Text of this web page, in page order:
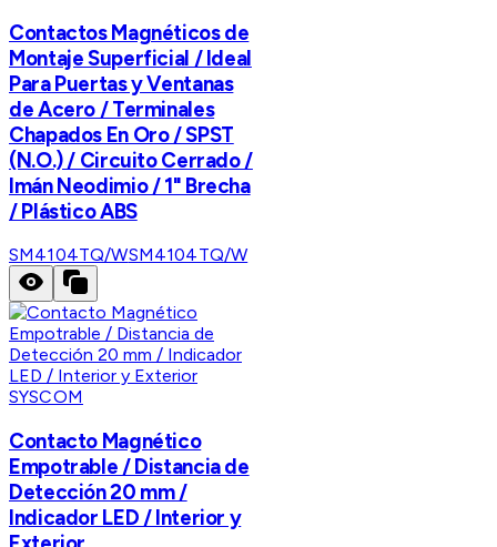
Contactos Magnéticos de
Montaje Superficial / Ideal
Para Puertas y Ventanas
de Acero / Terminales
Chapados En Oro / SPST
(N.O.) / Circuito Cerrado /
Imán Neodimio / 1" Brecha
/ Plástico ABS
SM4104TQ/WSM4104TQ/W
SYSCOM
Contacto Magnético
Empotrable / Distancia de
Detección 20 mm /
Indicador LED / Interior y